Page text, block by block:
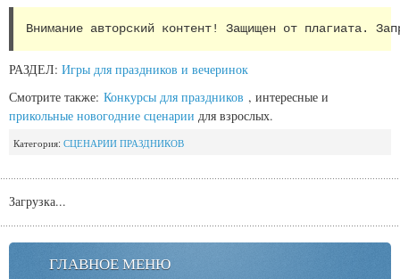
Внимание авторский контент! Защищен от плагиата.
РАЗДЕЛ: Игры для праздников и вечеринок
Смотрите также: Конкурсы для праздников , интересные и
прикольные новогодние сценарии для взрослых.
Категория: СЦЕНАРИИ ПРАЗДНИКОВ
Загрузка...
ГЛАВНОЕ МЕНЮ